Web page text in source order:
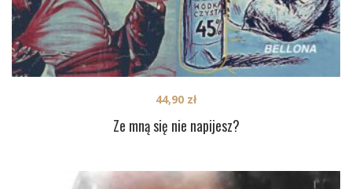
Ze mną się nie napijesz?
44,90 zł